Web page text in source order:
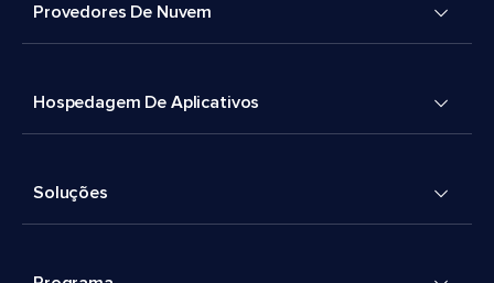
Provedores De Nuvem
Hospedagem De Aplicativos
Soluções